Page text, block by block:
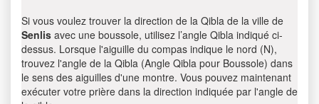
Si vous voulez trouver la direction de la Qibla de la ville de
Senlis avec une boussole, utilisez l’angle Qibla indiqué ci-
dessus. Lorsque l'aiguille du compas indique le nord (N),
trouvez l'angle de la Qibla (Angle Qibla pour Boussole) dans
le sens des aiguilles d'une montre. Vous pouvez maintenant
exécuter votre prière dans la direction indiquée par l'angle de